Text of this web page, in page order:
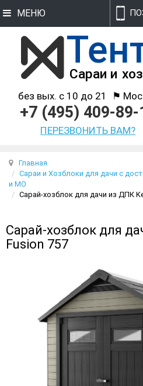
без вых. с 10 до 21 ⚑
+7 (495) 409-89-
ПЕРЕЗВОНИТЬ ВАМ?
МЕНЮ
Главная
Сараи и Хозблоки для дачи с
и МО
Сарай-хозблок для дачи из ДПК
Сарай-хозблок для
Fusion 757